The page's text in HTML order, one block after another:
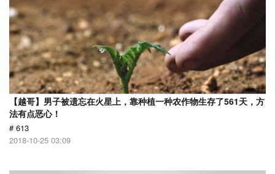
【越哥】男子被遗忘在火星上，靠种植一种农作物生存了561天，方
法有点恶心！
# 613
2018-10-25 03:09